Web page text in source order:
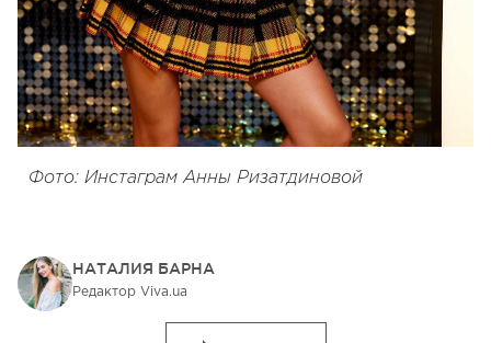
Фото: Инстаграм Анны Ризатдиновой
НАТАЛИЯ БАРНА
Редактор Viva.ua